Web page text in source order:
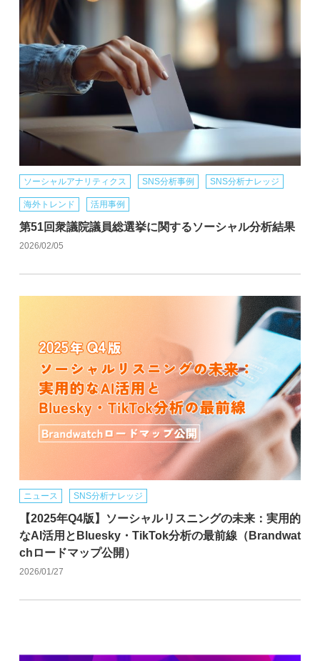
ソーシャルアナリティクス SNS分析事例 SNS分析ナレッジ
海外トレンド 活用事例
第51回衆議院議員総選挙に関するソーシャル分析結果
2026/02/05
ニュース SNS分析ナレッジ
【2025年Q4版】ソーシャルリスニングの未来：実用的
なAI活用とBluesky・TikTok分析の最前線（Brandwat
chロードマップ公開）
2026/01/27